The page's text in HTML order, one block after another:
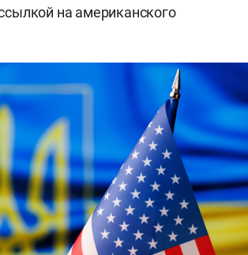
на американского